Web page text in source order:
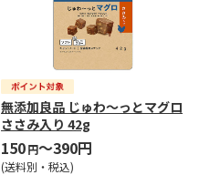
無添加良品 じゅわ～っとマグロ
ささみ入り 42g
150円～390円
(送料別・税込)